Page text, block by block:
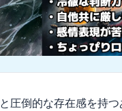
圧倒的な存在感を持